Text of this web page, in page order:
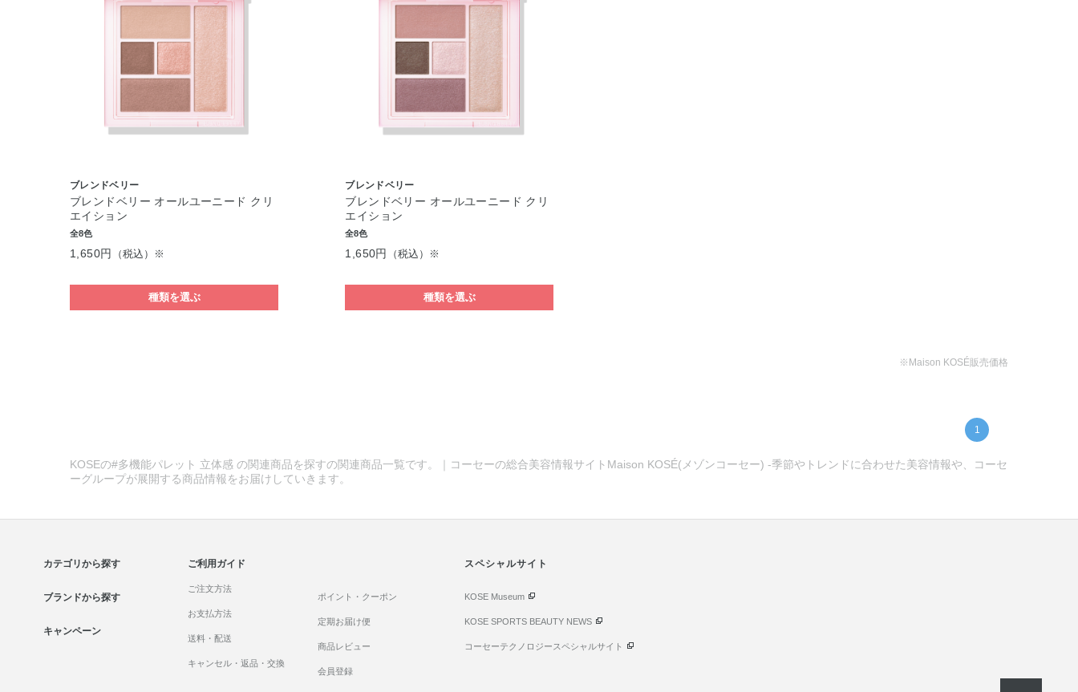
ブレンドベリー
ブレンドベリー オールユーニード クリ
エイション
全8色
1,650円 （税込）※
種類を選ぶ
ブレンドベリー
ブレンドベリー オールユーニード クリ
エイション
全8色
1,650円 （税込）※
種類を選ぶ
※Maison KOSÉ販売価格
1
KOSEの#多機能パレット 立体感 の関連商品を探すの関連商品一覧です。｜コーセーの総合美容情報サイトMaison KOSÉ(メゾンコーセー) -季節やトレンドに合わせた美容情報や、コーセ
ーグループが展開する商品情報をお届けしていきます。
カテゴリから探す
ブランドから探す
キャンペーン
ご利用ガイド
ご注文方法
お支払方法
送料・配送
キャンセル・返品・交換
ポイント・クーポン
定期お届け便
商品レビュー
会員登録
スペシャルサイト
KOSE Museum
KOSE SPORTS BEAUTY NEWS
コーセーテクノロジースペシャルサイト